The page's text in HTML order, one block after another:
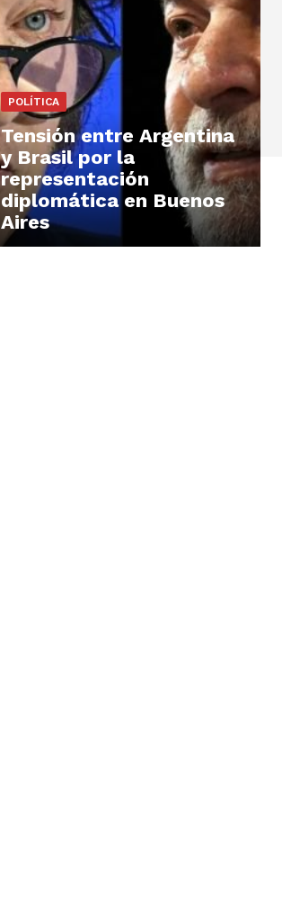
POLÍTICA
Tensión entre Argentina
y Brasil por la
representación
diplomática en Buenos
Aires